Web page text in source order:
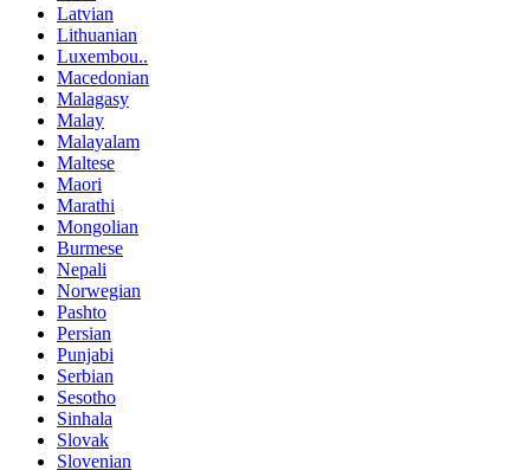
Latvian
Lithuanian
Luxembou..
Macedonian
Malagasy
Malay
Malayalam
Maltese
Maori
Marathi
Mongolian
Burmese
Nepali
Norwegian
Pashto
Persian
Punjabi
Serbian
Sesotho
Sinhala
Slovak
Slovenian